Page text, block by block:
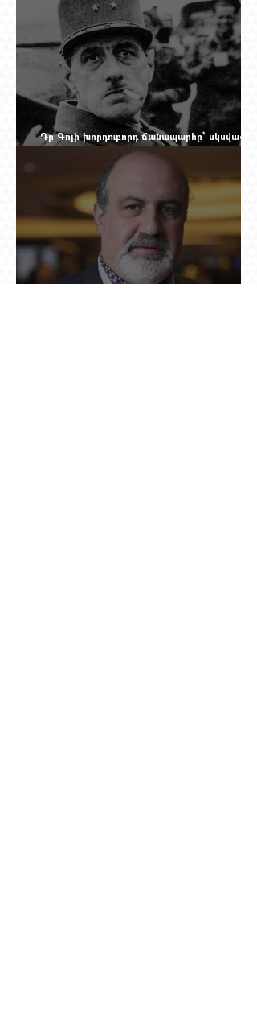
Դը Գոլի խորդուբորդ ճանապարհը՝ սկսված
մեղադրյալի աթոռից և մեկ սխալ գրված